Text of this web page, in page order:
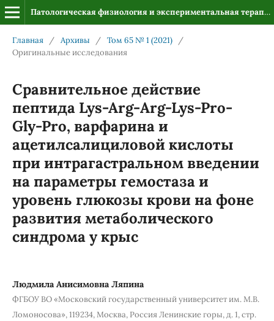
Патологическая физиология и экспериментальная терапия
Главная / Архивы / Том 65 № 1 (2021)
/
Оригинальные исследования
Сравнительное действие
пептида Lys-Arg-Аrg-Lys-Pro-
Gly-Pro, варфарина и
ацетилсалициловой кислоты
при интрагастральном введении
на параметры гемостаза и
уровень глюкозы крови на фоне
развития метаболического
синдрома у крыс
Людмила Анисимовна Ляпина
ФГБОУ ВО «Московский государственный университет им. М.В.
Ломоносова», 119234, Москва, Россия Ленинские горы, д. 1, стр.